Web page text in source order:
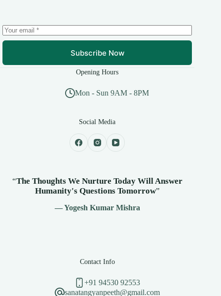
Subscribe Now
Opening Hours
Mon - Sun 9AM - 8PM
Social Media
“The Thoughts We Nurture Today Will Answer
Humanity's Questions Tomorrow”
— Yogesh Kumar Mishra
Contact Info
+91 94530 92553
sanatangyanpeeth@gmail.com